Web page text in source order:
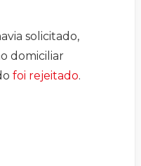
solicitado,
domiciliar
foi rejeitado.